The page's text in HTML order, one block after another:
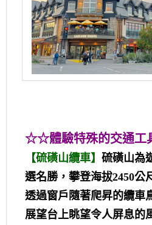
☆☆體驗特殊的交通
【硫磺山纜車】 硫磺山為
選名勝，攀登海拔2450公
透過窗戶隨著爬昇的纜車
展望台上眺望令人屏息的